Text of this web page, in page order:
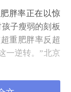
胖率正在以惊
子瘦弱的刻板
重肥胖率反超
一逆转。”北京
年度“中国肥